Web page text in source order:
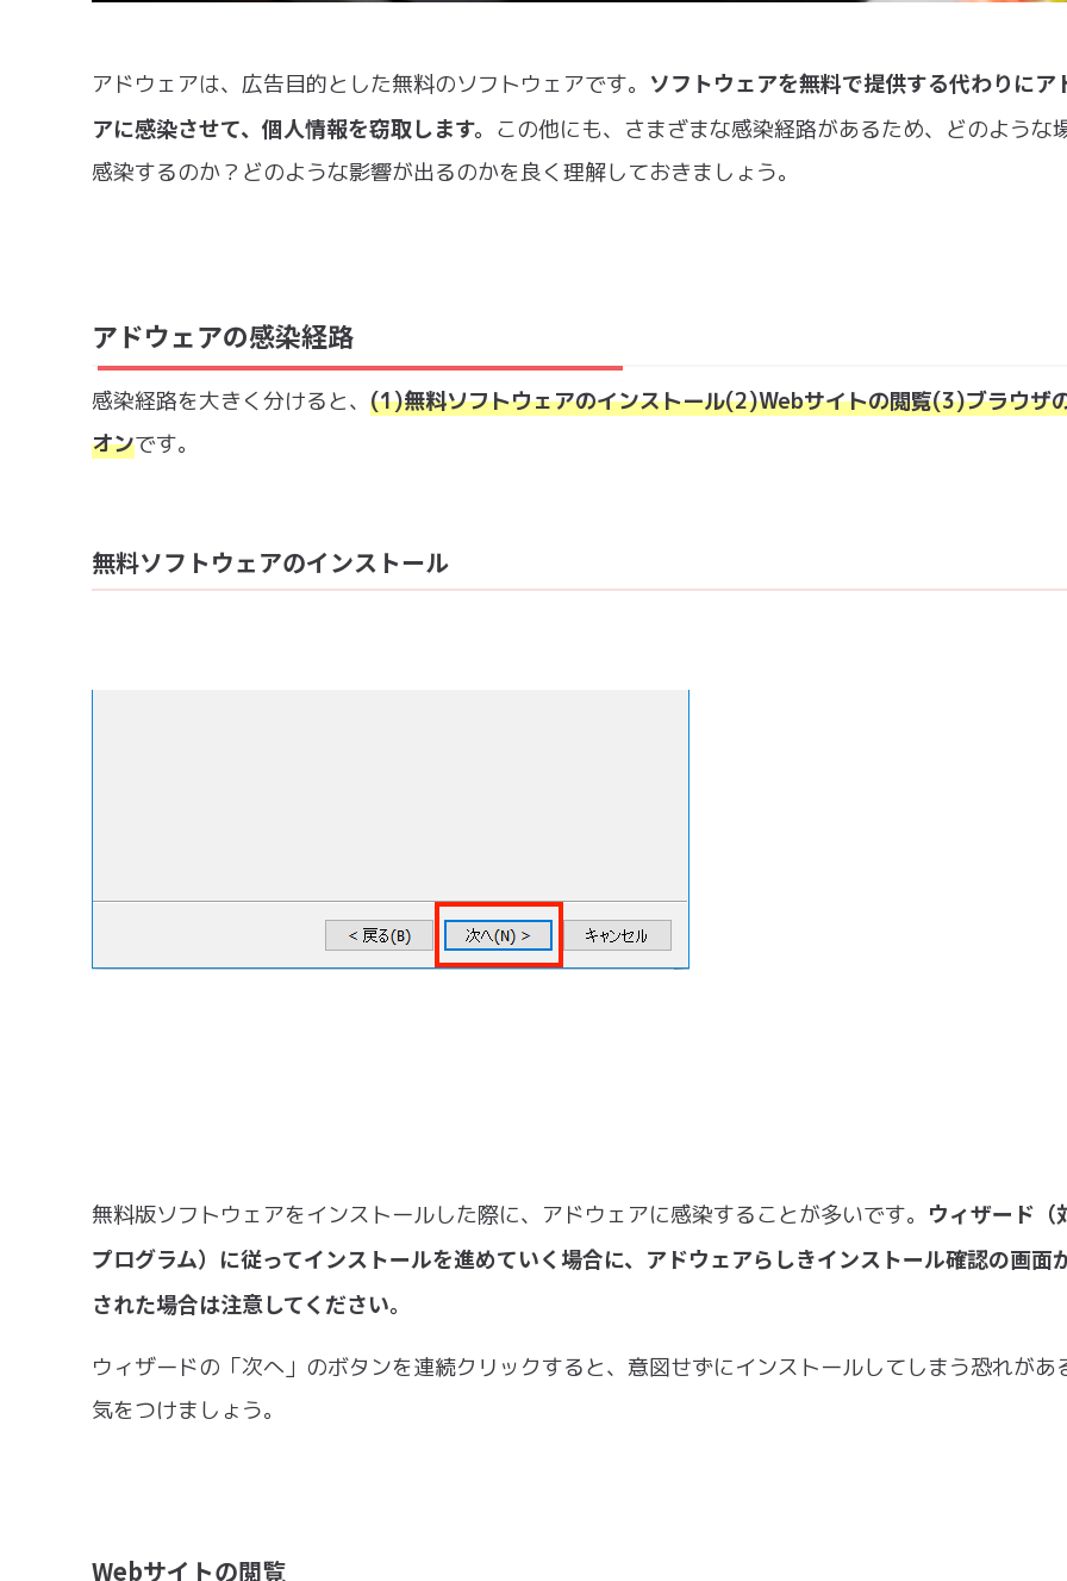
アドウェアは、広告目的とした無料のソフトウェアです。 ソフトウェアを無料で提供する代わりにア
アに感染させて、個人情報を窃取します。 この他にも、さまざまな感染経路があるため、どのような
感染するのか？どのような影響が出るのかを良く理解しておきましょう。
アドウェアの感染経路
感染経路を大きく分けると、 (1)無料ソフトウェアのインストール(2)Webサイトの閲覧(3)ブラウザ
オンです。
無料ソフトウェアのインストール
無料版ソフトウェアをインストールした際に、アドウェアに感染することが多いです。 ウィザード（
プログラム）に従ってインストールを進めていく場合に、アドウェアらしきインストール確認の画面
された場合は注意してください。
ウィザードの「次へ」のボタンを連続クリックすると、意図せずにインストールしてしまう恐れがあ
気をつけましょう。
Webサイトの閲覧